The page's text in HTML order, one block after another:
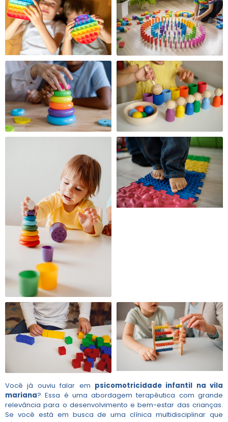
Você já ouviu falar em psicomotricidade infantil na vila
mariana? Essa é uma abordagem terapêutica com grande
relevância para o desenvolvimento e bem-estar das crianças.
Se você está em busca de uma clínica multidisciplinar que